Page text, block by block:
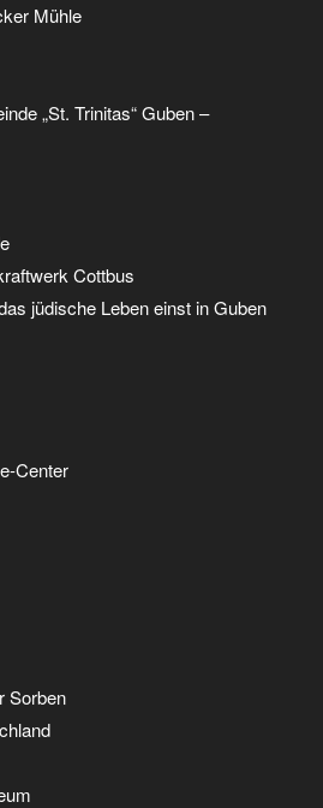
Mühle
„St. Trinitas“ Guben –
Cottbus
jüdische Leben einst in Guben
Center
Sorben